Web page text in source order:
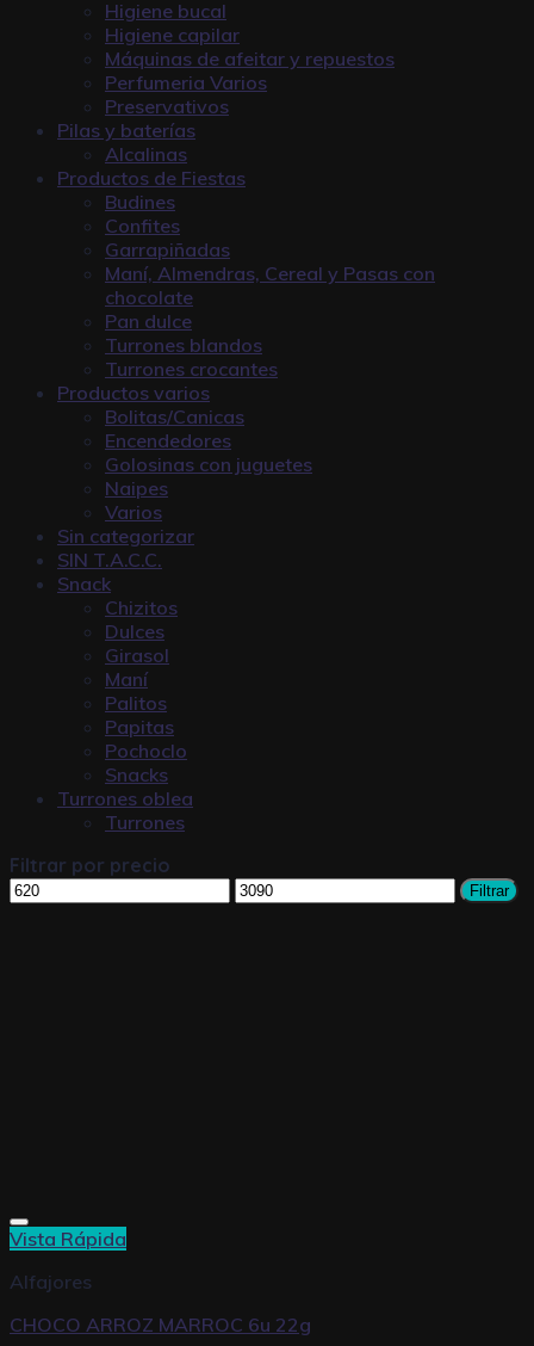
Higiene bucal
Higiene capilar
Máquinas de afeitar y repuestos
Perfumeria Varios
Preservativos
Pilas y baterías
Alcalinas
Productos de Fiestas
Budines
Confites
Garrapiñadas
Maní, Almendras, Cereal y Pasas con
chocolate
Pan dulce
Turrones blandos
Turrones crocantes
Productos varios
Bolitas/Canicas
Encendedores
Golosinas con juguetes
Naipes
Varios
Sin categorizar
SIN T.A.C.C.
Snack
Chizitos
Dulces
Girasol
Maní
Palitos
Papitas
Pochoclo
Snacks
Turrones oblea
Turrones
Filtrar por precio
Filtrar
Vista Rápida
Alfajores
CHOCO ARROZ MARROC 6u 22g